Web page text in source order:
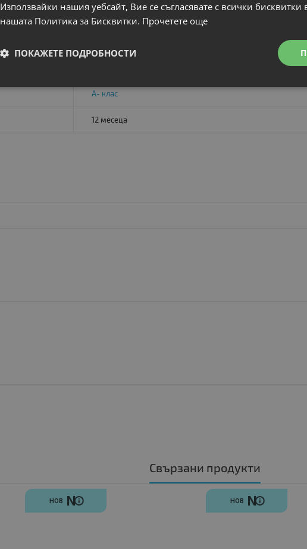
Без операционна система. Добавете Windows 11 от опциите.
A- клас
12 месеца
Свързани продукти
НОВ N НОВ N
Използвайки нашия уебсайт, Вие се съгласявате с всички бисквитки
нашата Политика за Бисквитки. Прочетете още
ПОКАЖЕТЕ ПОДРОБНОСТИ